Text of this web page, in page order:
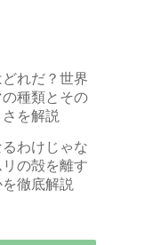
れだ？世界
種類とその
を解説
わけじゃな
の殻を離す
徹底解説